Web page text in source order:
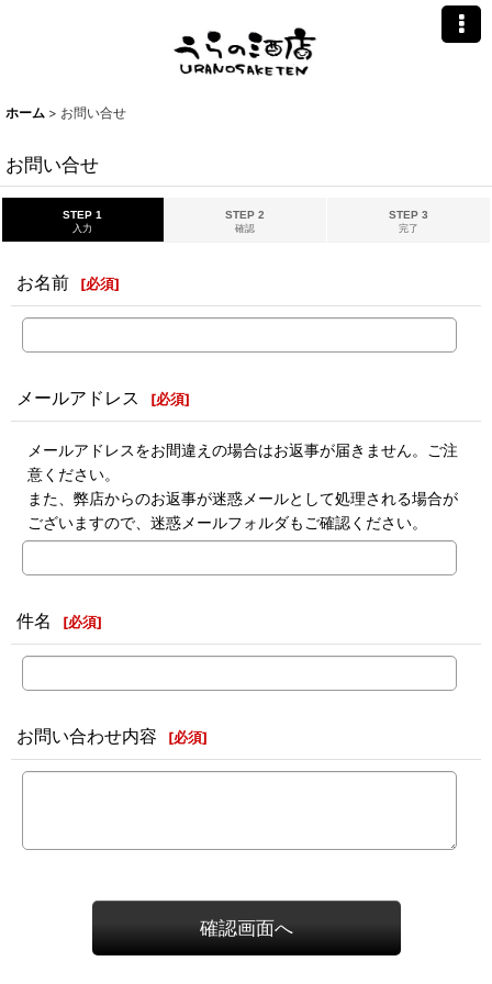
ホーム > お問い合せ
お問い合せ
STEP 1
入力
STEP 2
確認
STEP 3
完了
お名前 [必須]
メールアドレス [必須]
メールアドレスをお間違えの場合はお返事が届きません。ご注
意ください。
また、弊店からのお返事が迷惑メールとして処理される場合が
ございますので、迷惑メールフォルダもご確認ください。
件名 [必須]
お問い合わせ内容 [必須]
確認画面へ